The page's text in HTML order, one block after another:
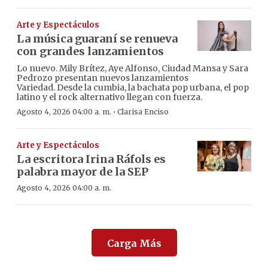
Arte y Espectáculos
La música guaraní se renueva
con grandes lanzamientos
Lo nuevo. Mily Brítez, Aye Alfonso, Ciudad Mansa y Sara
Pedrozo presentan nuevos lanzamientos
Variedad. Desde la cumbia, la bachata pop urbana, el pop
latino y el rock alternativo llegan con fuerza.
Agosto 4, 2026 04:00 a. m. · Clarisa Enciso
Arte y Espectáculos
La escritora Irina Ráfols es
palabra mayor de la SEP
Agosto 4, 2026 04:00 a. m.
Carga Más